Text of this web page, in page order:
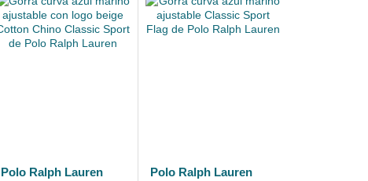
Polo Ralph Lauren
Polo Ralph Lauren